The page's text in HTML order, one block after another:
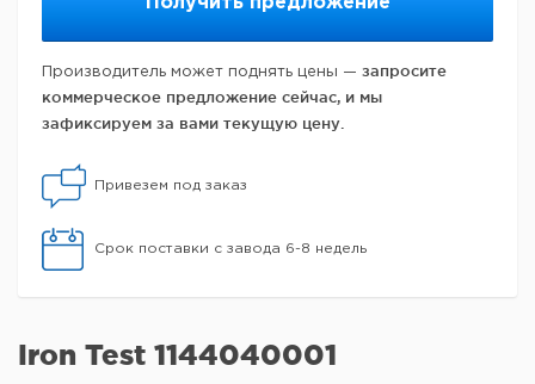
Производитель может поднять цены — запросите
коммерческое предложение сейчас, и мы
зафиксируем за вами текущую цену.
Привезем под заказ
Срок поставки с завода 6-8 недель
Iron Test 1144040001